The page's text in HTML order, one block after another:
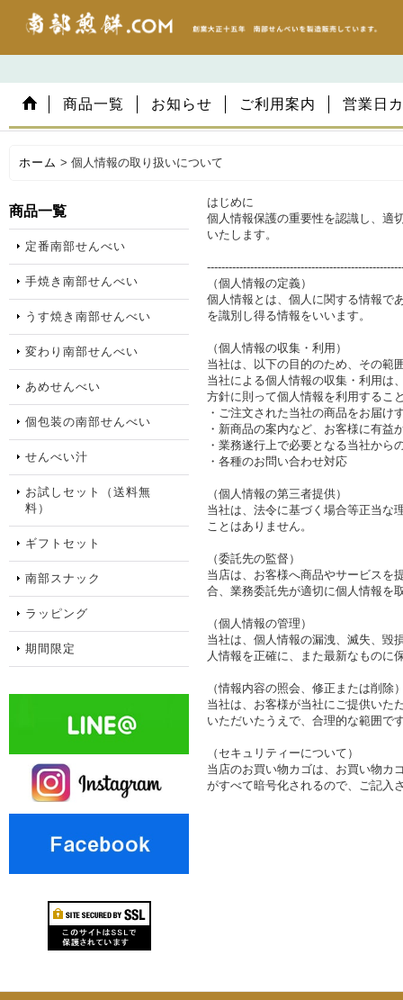
商品一覧 お知らせ ご利用案内 営業日
ホーム > 個人情報の取り扱いについて
商品一覧
定番南部せんべい
手焼き南部せんべい
うす焼き南部せんべい
変わり南部せんべい
あめせんべい
個包装の南部せんべい
せんべい汁
お試しセット（送料無
料）
ギフトセット
南部スナック
ラッピング
期間限定
はじめに
個人情報保護の重要性を認識し、適
いたします。
（個人情報の定義）
個人情報とは、個人に関する情報で
を識別し得る情報をいいます。
（個人情報の収集・利用）
当社は、以下の目的のため、その範
当社による個人情報の収集・利用は
方針に則って個人情報を利用するこ
・ご注文された当社の商品をお届け
・新商品の案内など、お客様に有益
・業務遂行上で必要となる当社か
・各種のお問い合わせ対応
（個人情報の第三者提供）
当社は、法令に基づく場合等正当な
ことはありません。
（委託先の監督）
当店は、お客様へ商品やサービスを
合、業務委託先が適切に個人情報を
（個人情報の管理）
当社は、個人情報の漏洩、滅失、毀
人情報を正確に、また最新なものに
（情報内容の照会、修正または削除
当社は、お客様が当社にご提供いた
いただいたうえで、合理的な範囲で
（セキュリティーについて）
当店のお買い物カゴは、お買い物カ
がすべて暗号化されるので、ご記入